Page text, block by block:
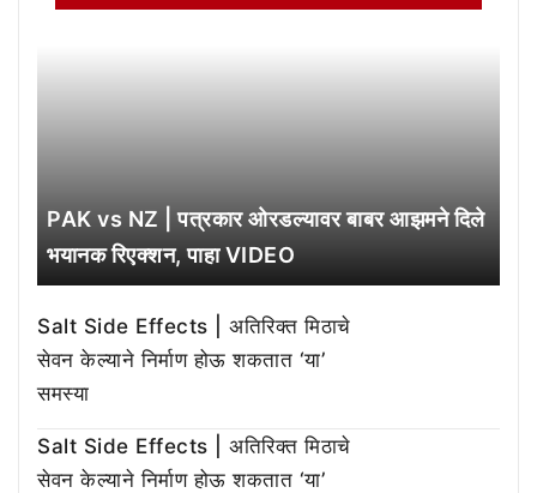
PAK vs NZ | पत्रकार ओरडल्यावर बाबर आझमने दिले
भयानक रिएक्शन, पाहा VIDEO
Salt Side Effects | अतिरिक्त मिठाचे
सेवन केल्याने निर्माण होऊ शकतात ‘या’
समस्या
Salt Side Effects | अतिरिक्त मिठाचे
सेवन केल्याने निर्माण होऊ शकतात ‘या’